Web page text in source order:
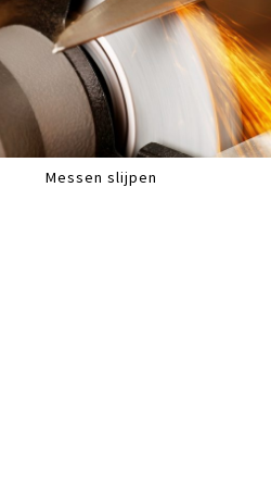
Messen slijpen